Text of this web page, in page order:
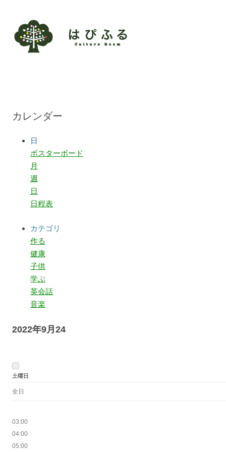
カレンダー
日
ポスターボード
月
週
日
日程表
カテゴリ
作る
健康
子供
学ぶ
英会話
音楽
2022年9月24
土曜日
全日
03:00
04:00
05:00